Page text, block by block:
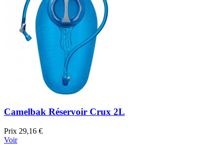
Camelbak Réservoir Crux 2L
Prix 29,16 €
Voir